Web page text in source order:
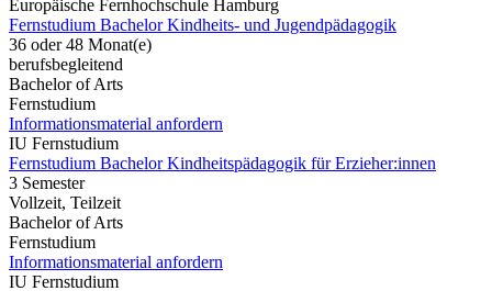
Europäische Fernhochschule Hamburg
Fernstudium Bachelor Kindheits- und Jugendpädagogik
36 oder 48 Monat(e)
berufsbegleitend
Bachelor of Arts
Fernstudium
Informationsmaterial anfordern
IU Fernstudium
Fernstudium Bachelor Kindheitspädagogik für Erzieher:innen
3 Semester
Vollzeit, Teilzeit
Bachelor of Arts
Fernstudium
Informationsmaterial anfordern
IU Fernstudium